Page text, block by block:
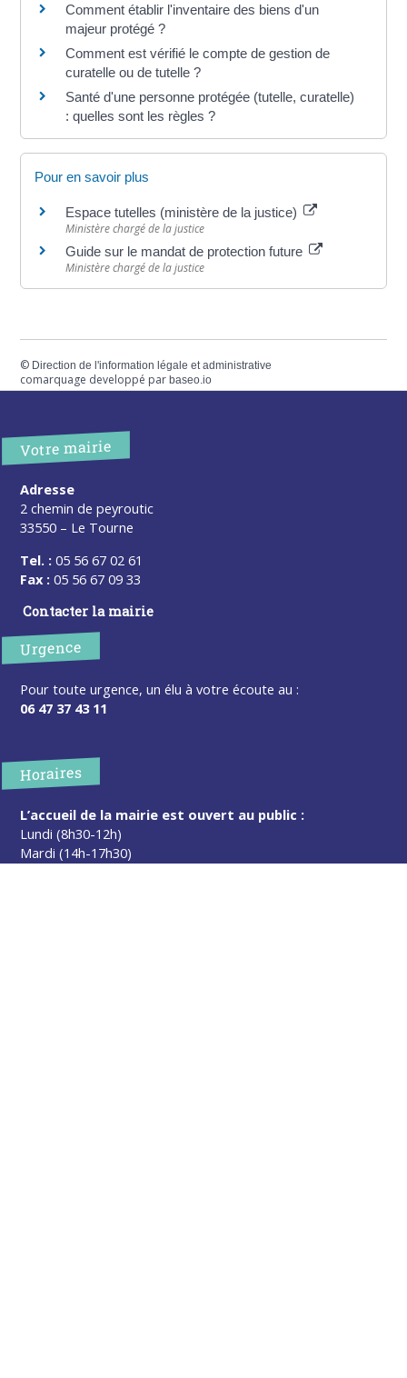
Comment établir l'inventaire des biens d'un
majeur protégé ?
Comment est vérifié le compte de gestion de
curatelle ou de tutelle ?
Santé d'une personne protégée (tutelle, curatelle)
: quelles sont les règles ?
Pour en savoir plus
Espace tutelles (ministère de la justice)
Ministère chargé de la justice
Guide sur le mandat de protection future
Ministère chargé de la justice
© Direction de l'information légale et administrative
comarquage developpé parbaseo.io
Votre mairie
Adresse
2 chemin de peyroutic
33550 – Le Tourne
Tel. : 05 56 67 02 61
Fax : 05 56 67 09 33
Contacter la mairie
Urgence
Pour toute urgence, un élu à votre écoute au :
06 47 37 43 11
Horaires
L’accueil de la mairie est ouvert au public :
Lundi (8h30-12h)
Mardi (14h-17h30)